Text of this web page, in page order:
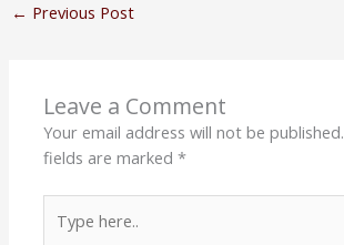
← Previous Post
Leave a Comment
Your email address will not be published.
fields are marked*
here..